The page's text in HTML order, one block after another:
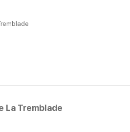
La Tremblade